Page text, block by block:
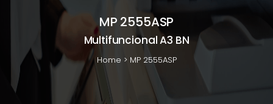
MP 2555ASP
Multifuncional A3 BN
Home > MP 2555ASP